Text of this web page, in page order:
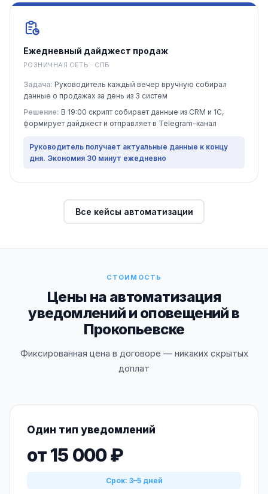
Ежедневный дайджест продаж
РОЗНИЧНАЯ СЕТЬ · СПБ
Задача: Руководитель каждый вечер вручную собирал
данные о продажах за день из 3 систем
Решение: В 19:00 скрипт собирает данные из CRM и 1С,
формирует дайджест и отправляет в Telegram-канал
Руководитель получает актуальные данные к концу
дня. Экономия 30 минут ежедневно
Все кейсы автоматизации
СТОИМОСТЬ
Цены на автоматизация
уведомлений и оповещений в
Прокопьевске
Фиксированная цена в договоре — никаких скрытых
доплат
Один тип уведомлений
от 15 000 ₽
Срок: 3–5 дней